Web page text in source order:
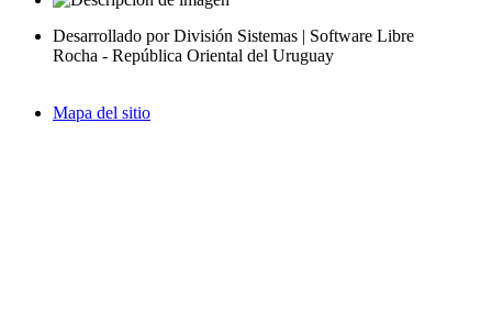
Desarrollado por División Sistemas | Software Libre
Rocha - República Oriental del Uruguay
Mapa del sitio